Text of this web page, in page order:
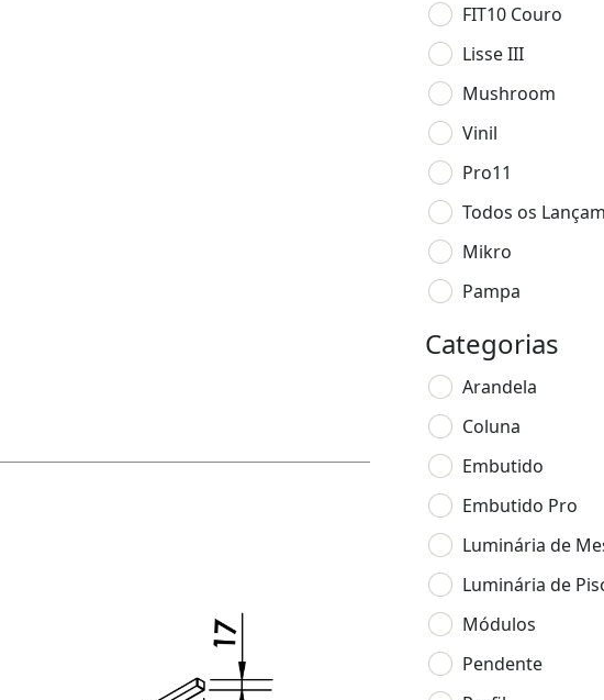
FIT10 Couro
Lisse III
Mushroom
Vinil
Pro11
Todos os
Mikro
Pampa
Categorias
Arandela
Coluna
Embutido
Embutido Pro
Luminária de
Luminária de
Módulos
Pendente